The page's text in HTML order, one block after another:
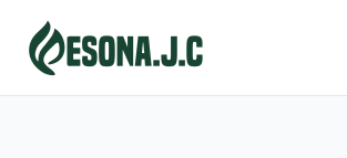
content